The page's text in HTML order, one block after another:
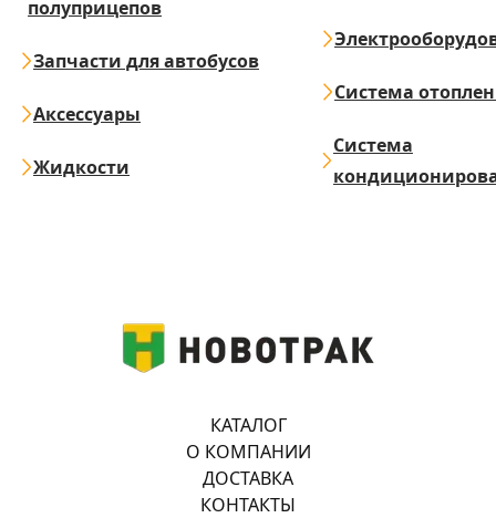
полуприцепов
Запчасти для автобусов
Аксессуары
Жидкости
Система
Система
КАТАЛОГ
О КОМПАНИИ
ДОСТАВКА
КОНТАКТЫ